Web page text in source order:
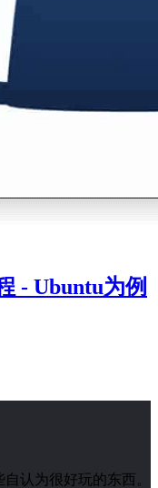
- Ubuntu为例
认为很好玩的东西。